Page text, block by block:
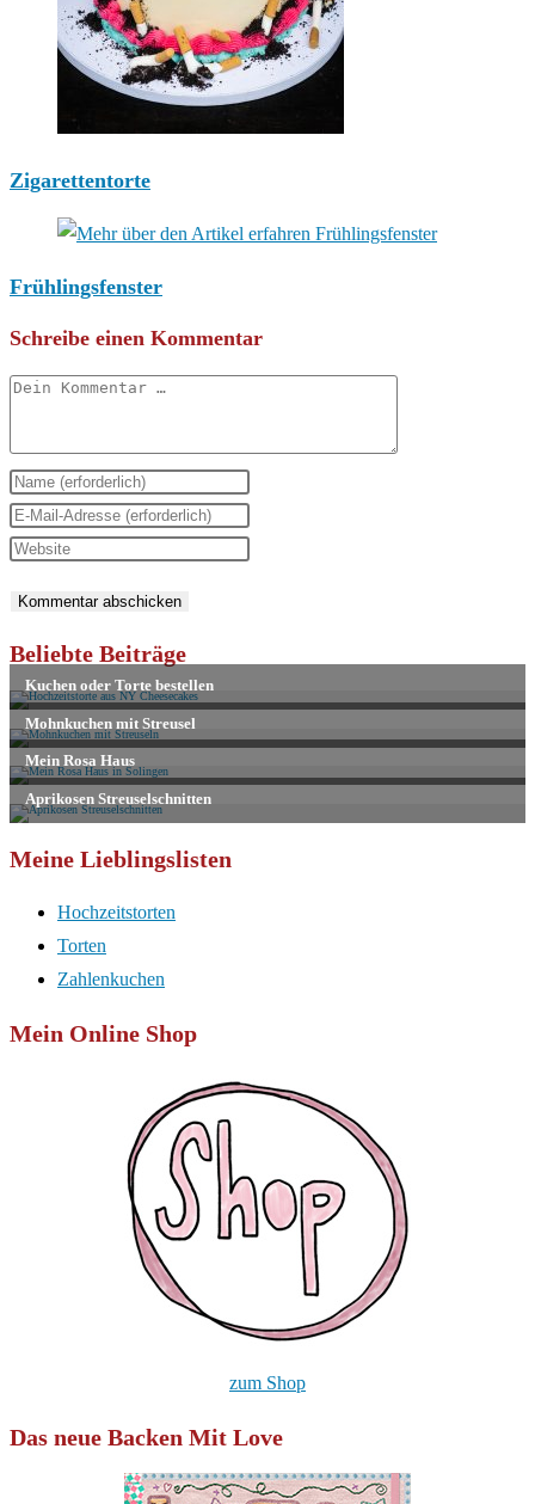
Zigarettentorte
Frühlingsfenster
Schreibe einen Kommentar
Kommentar
Gib
deinen
Namen
Benutzernamen
zum
Kommentieren
ein
Gib
deine
Mail-
Adresse
zum
Kommentieren
ein
Gib
Website-
URL
ein
(optional)
Beliebte Beiträge
Meine Lieblingslisten
Hochzeitstorten
Torten
Zahlenkuchen
Mein Online Shop
zum Shop
Das neue Backen Mit Love